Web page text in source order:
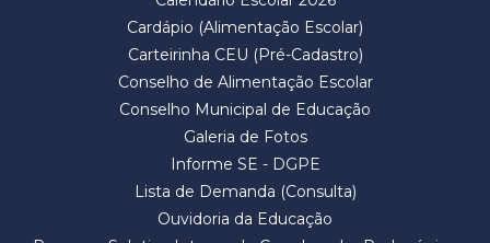
Cardápio (Alimentação Escolar)
Carteirinha CEU (Pré-Cadastro)
Conselho de Alimentação Escolar
Conselho Municipal de Educação
Galeria de Fotos
Informe SE - DGPE
Lista de Demanda (Consulta)
Ouvidoria da Educação